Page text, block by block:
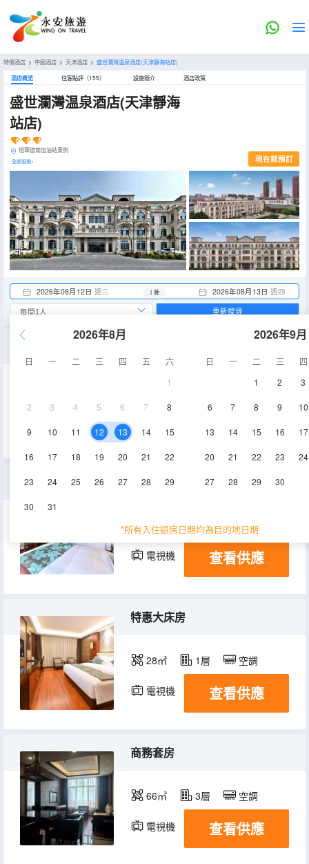
特價酒店 > 中國酒店 > 天津酒店 > 盛世瀾灣温泉酒店(天津靜海站店)
酒店概览 住客點評（155） 設施簡介 酒店政策
盛世瀾灣温泉酒店(天津靜海
站店)
旭華道南加油站東側
全部設施> 現在就預訂
2026年08月12日 週三 2026年08月13日 週四
1 晚
2026年8月
日 一 二 三 四 五
六
1
2 3 4 5 6 7 8
9 10 11 12 13 14 15
16 17 18 19 20 21 22
23 24 25 26 27 28 29
30 31
2026年9月
日 一 二 三
四
1
2 3
6 7 8 9 10
13 14 15 16 17
20 21 22 23 24
27 28 29 30
*所有入住退房日期均為目的地日期
重新搜尋
空調
高級雙床房
28㎡ 1-3層 空調
電視機 查看供應
特惠大床房
28㎡ 1層 空調
電視機 查看供應
商務套房
66㎡ 3層 空調
電視機 查看供應